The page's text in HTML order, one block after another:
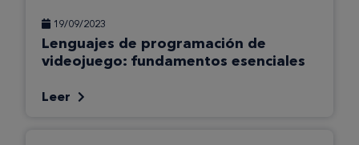
19/09/2023
Lenguajes de programación de
videojuego: fundamentos esenciales
Leer